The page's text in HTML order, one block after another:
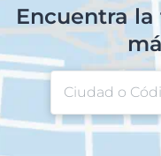
Encuentra